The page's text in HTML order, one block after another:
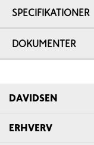
SPECIFIKATIONER
DOKUMENTER
DAVIDSEN
ERHVERV